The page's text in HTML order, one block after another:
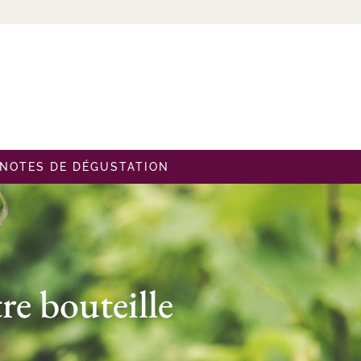
DE DÉGUSTATION
bouteille